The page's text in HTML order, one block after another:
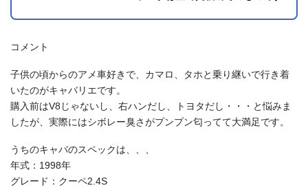
コメント
子供の頃からのアメ車好きで、カマロ、タホと乗り継いで行き着
いたのがキャバリエです。
購入前はV8じゃないし、右ハンだし、トヨタだし・・・と悩みま
したが、実際にはシボレー臭さがプンプン匂ってて大満足です。
うちのキャバのスペックは、、、
年式：1998年
グレード：クーペ2.4S